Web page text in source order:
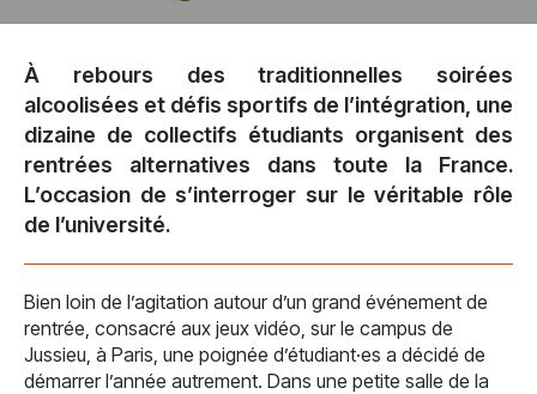
À rebours des traditionnelles soirées
alcoolisées et défis sportifs de l’intégration, une
dizaine de collectifs étudiants organisent des
rentrées alternatives dans toute la France.
L’occasion de s’interroger sur le véritable rôle
de l’université.
Bien loin de l’agitation autour d’un grand événement de
rentrée, consacré aux jeux vidéo, sur le campus de
Jussieu, à Paris, une poignée d’étudiant·es a décidé de
démarrer l’année autrement. Dans une petite salle de la